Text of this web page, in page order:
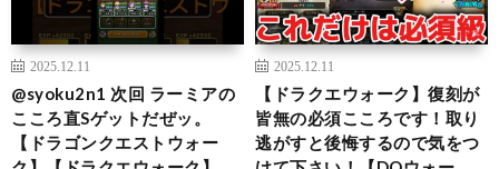
2025.12.11
@syoku2n1 次回 ラーミアの
こころ直Sゲットだぜッ。
【ドラゴンクエストウォー
2025.12.11
【ドラクエウォーク】復刻が
皆無の必須こころです！取り
逃がすと後悔するので気をつ